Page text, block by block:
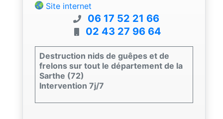
Site internet
06 17 52 21 66
02 43 27 96 64
Destruction nids de guêpes et de
frelons sur tout le département de la
Sarthe (72)
Intervention 7j/7